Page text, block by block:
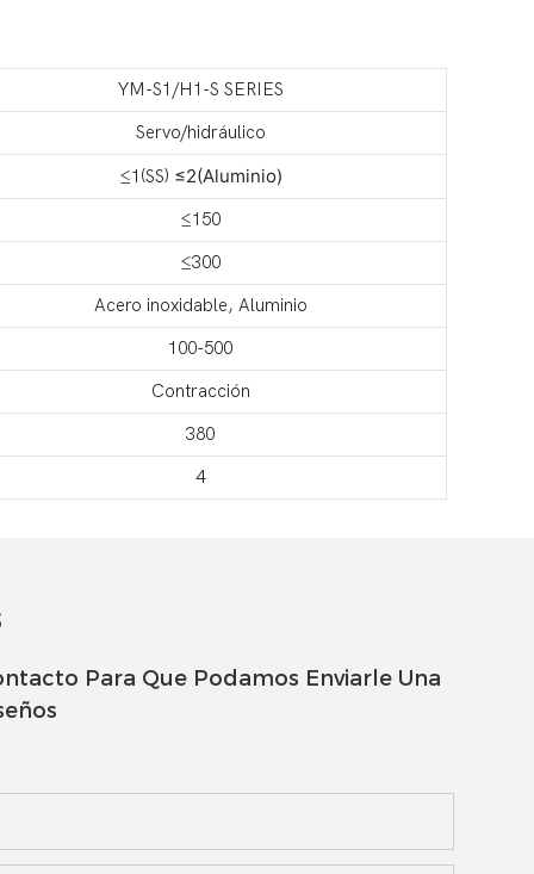
YM-S1/H1-S SERIES
Servo/hidráulico
≤1(SS) ≤2(Aluminio)
≤150
≤300
Acero inoxidable, Aluminio
100-500
Contracción
380
4
Para Que Podamos Enviarle Una